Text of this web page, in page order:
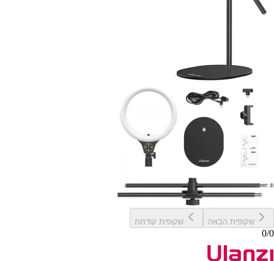
שקופית הבאה שקופית קודמת
0/0